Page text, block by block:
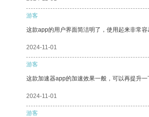
游客
这款app的用户界面简洁明了，使用起来非常
2024-11-01
游客
这款加速器app的加速效果一般，可以再提升
2024-11-01
游客